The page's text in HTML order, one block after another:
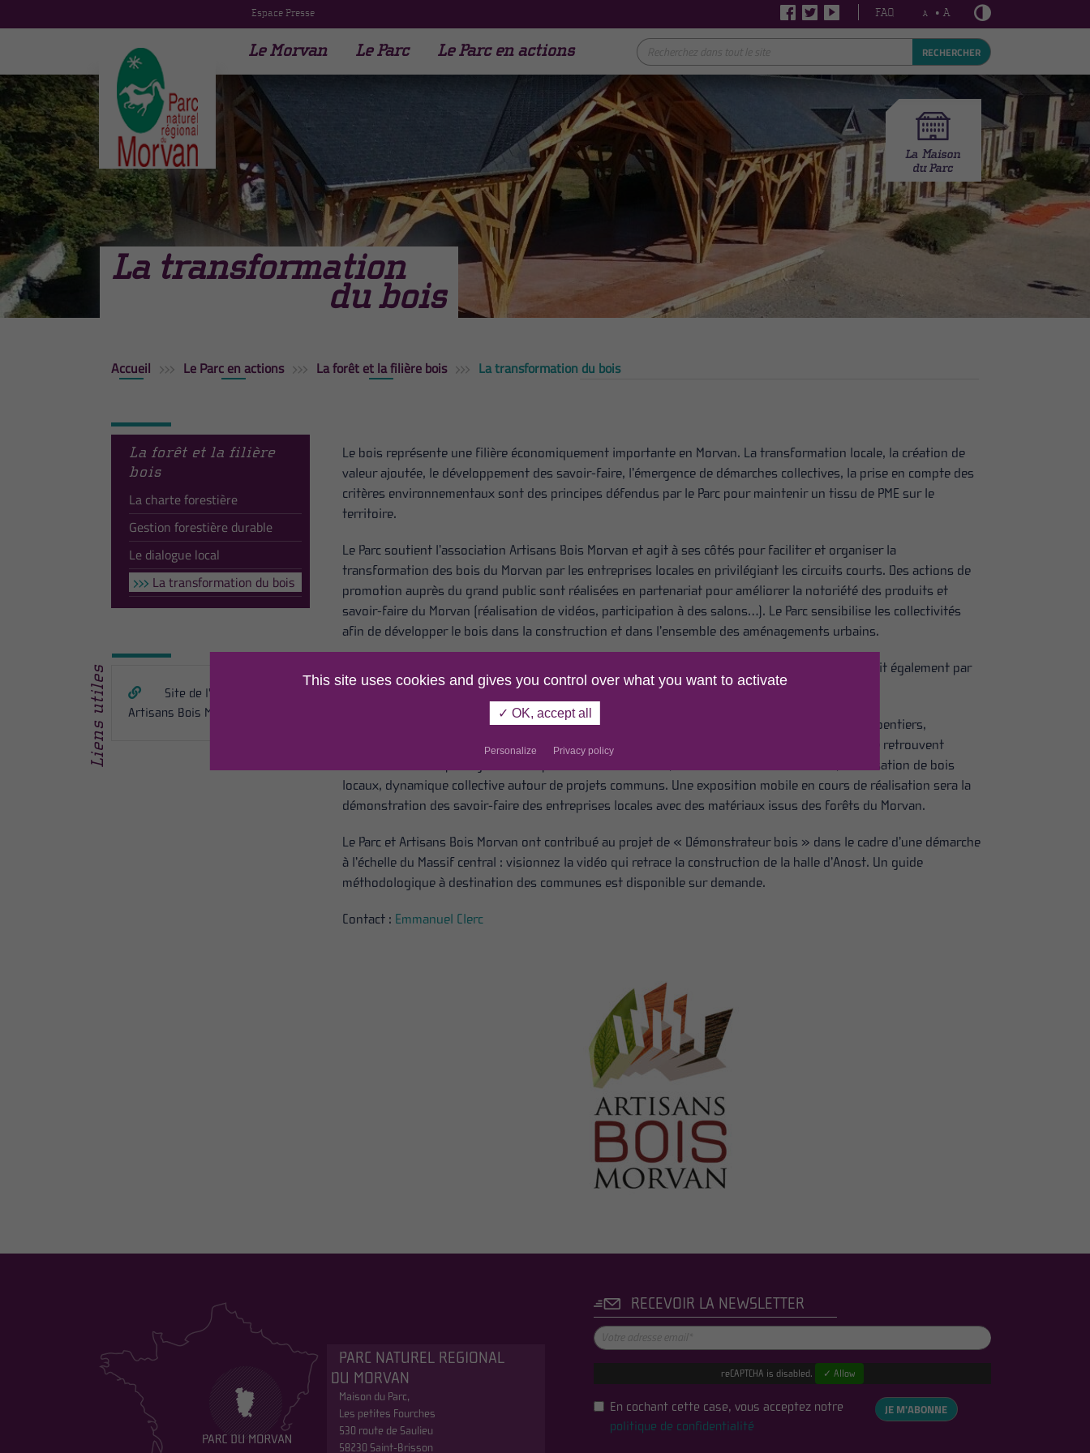
Espace Presse FAQ A • A
Le Morvan Le Parc Le Parc en actions RECHERCHER
Latransformation
du bois
Accueil Le Parc en actions La forêt et la filière bois La transformation du bois
La forêt et la filière
bois
La charte forestière
Gestion forestière durable
Le dialogue local
La transformation du bois
Liens utiles
Site de l'association
Artisans Bois Morvan
Le bois représente une filière économiquement importante en Morvan. La transformation locale, la création de
valeur ajoutée, le développement des savoir-faire, l’émergence de démarches collectives, la prise en compte des
critères environnementaux sont des principes défendus par le Parc pour maintenir un tissu de PME sur le
territoire.
Le Parc soutient l’association Artisans Bois Morvan et agit à ses côtés pour faciliter et organiser la
transformation des bois du Morvan par les entreprises locales en privilégiant les circuits courts. Des actions de
promotion auprès du grand public sont réalisées en partenariat pour améliorer la notoriété des produits et
savoir-faire du Morvan (réalisation de vidéos, participation à des salons…). Le Parc sensibilise les collectivités
afin de développer le bois dans la construction et dans l’ensemble des aménagements urbains.
Le partenariat entre le Parc et les entreprises de première et deuxième transformation se traduit également par
une Marque Parc (table) et une signature Morvan nature et talents.
Artisans Bois Morvan a vu le jour en 2009 avec l’appui du Parc. Ses membres sont scieurs, charpentiers,
menuisiers, ébénistes et architectes. Ces transformateurs et prescripteurs bois du territoire se retrouvent
autour de valeurs partagées : entreprises à taille humaine, transmission de savoir-faire, valorisation de bois
locaux, dynamique collective autour de projets communs. Une exposition mobile en cours de réalisation sera la
démonstration des savoir-faire des entreprises locales avec des matériaux issus des forêts du Morvan.
Le Parc et Artisans Bois Morvan ont contribué au projet de « Démonstrateur bois » dans le cadre d’une démarche
à l’échelle du Massif central : visionnez la vidéo qui retrace la construction de la halle d’Anost. Un guide
méthodologique à destination des communes est disponible sur demande.
Contact : Emmanuel Clerc
PARC NATUREL REGIONAL
DU MORVAN
Maison du Parc,
Les petites Fourches
530 route de Saulieu
58230 Saint-Brisson
RECEVOIR LA NEWSLETTER
reCAPTCHA is disabled. ✓ Allow
En cochant cette case, vous acceptez notre
politique de confidentialité
JE M'ABONNE
This site uses cookies and gives you control over what you want to activate
✓ OK, accept all
Personalize Privacy policy